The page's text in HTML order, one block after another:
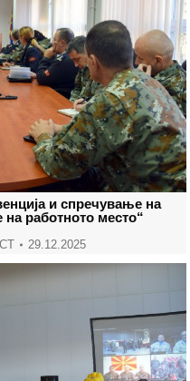
и спречување на
работното место“
29.12.2025